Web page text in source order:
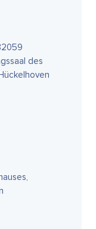
des